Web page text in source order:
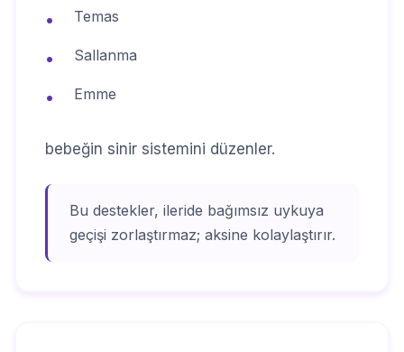
• Temas
• Sallanma
• Emme
bebeğin sinir sistemini düzenler.
Bu destekler, ileride bağımsız uykuya
geçişi zorlaştırmaz; aksine kolaylaştırır.